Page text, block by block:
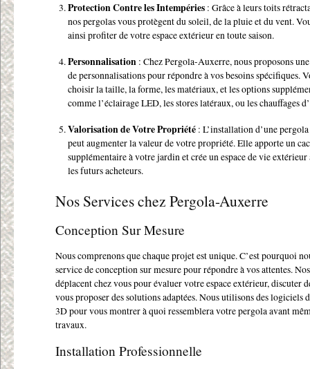
Protection Contre les Intempéries : Grâce à leurs toits
nos pergolas vous protègent du soleil, de la pluie et du vent.
ainsi profiter de votre espace extérieur en toute saison.
Personnalisation : Chez Pergola-Auxerre, nous proposons
de personnalisations pour répondre à vos besoins spécifiques.
choisir la taille, la forme, les matériaux, et les options
comme l’éclairage LED, les stores latéraux, ou les chauffages
Valorisation de Votre Propriété : L’installation d’une
peut augmenter la valeur de votre propriété. Elle apporte un
supplémentaire à votre jardin et crée un espace de vie
les futurs acheteurs.
Nos Services chez Pergola-Auxerre
Conception Sur Mesure
Nous comprenons que chaque projet est unique. C’est pourquoi
service de conception sur mesure pour répondre à vos attentes.
déplacent chez vous pour évaluer votre espace extérieur, discuter
vous proposer des solutions adaptées. Nous utilisons des logiciels
3D pour vous montrer à quoi ressemblera votre pergola avant
travaux.
Installation Professionnelle